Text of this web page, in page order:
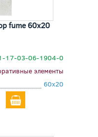
fume 60x20
17-03-06-1904-0
элементы
60x20